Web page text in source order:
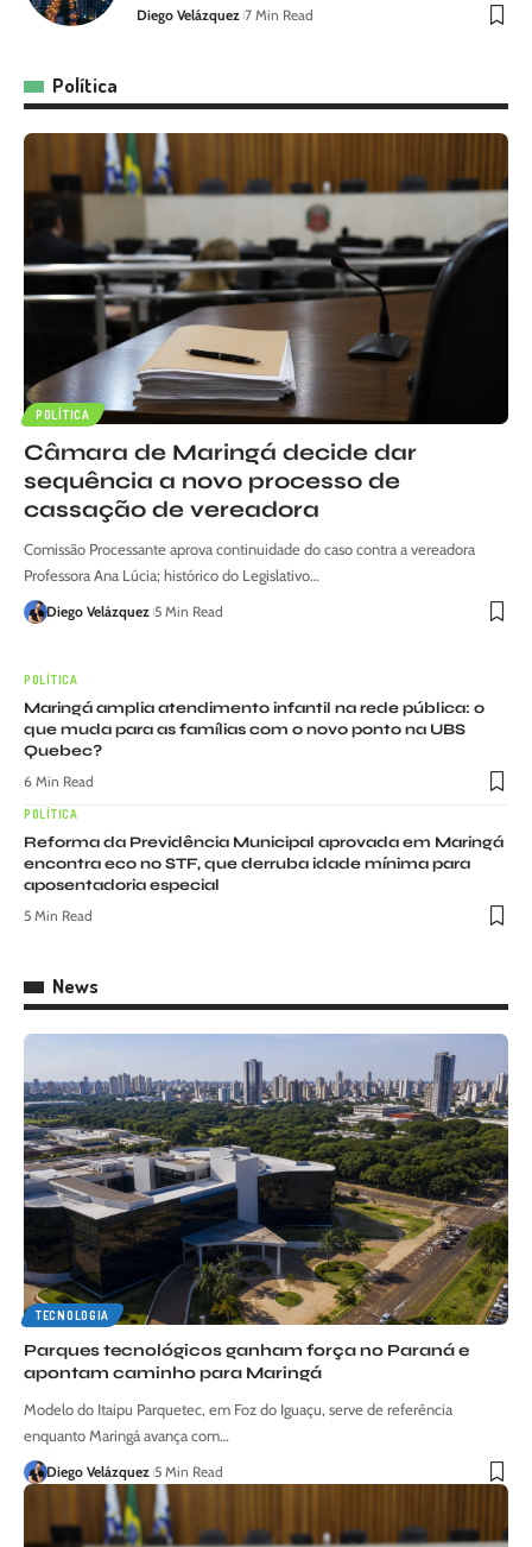
Diego Velázquez 7 Min Read
Política
POLÍTICA
Câmara de Maringá decide dar
sequência a novo processo de
cassação de vereadora
Comissão Processante aprova continuidade do caso contra a vereadora
Professora Ana Lúcia; histórico do Legislativo…
Diego Velázquez 5 Min Read
POLÍTICA
Maringá amplia atendimento infantil na rede pública: o
que muda para as famílias com o novo ponto na UBS
Quebec?
6 Min Read
POLÍTICA
Reforma da Previdência Municipal aprovada em Maringá
encontra eco no STF, que derruba idade mínima para
aposentadoria especial
5 Min Read
News
TECNOLOGIA
Parques tecnológicos ganham força no Paraná e
apontam caminho para Maringá
Modelo do Itaipu Parquetec, em Foz do Iguaçu, serve de referência
enquanto Maringá avança com…
Diego Velázquez 5 Min Read